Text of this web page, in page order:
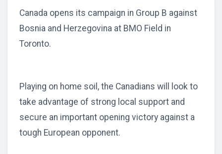
Canada opens its campaign in Group B against
Bosnia and Herzegovina at BMO Field in
Toronto.
Playing on home soil, the Canadians will look to
take advantage of strong local support and
secure an important opening victory against a
tough European opponent.